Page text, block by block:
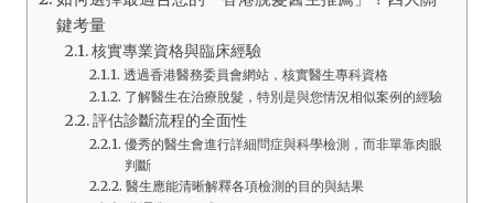
鍵考量
核實專業資格與臨床經驗
透過香港醫務委員會網站，核實醫生專科資格
了解醫生在治療脫髮，特別是與您情況相似案例的經驗
評估診斷流程的全面性
優秀的醫生會進行詳細問症與科學檢測，而非單靠肉眼
判斷
醫生應能清晰解釋各項檢測的目的與結果